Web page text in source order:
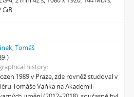
očistec
– Bus
kleine Blonde und sein roter Koffer
Krimi
za vteřinou
GiB
Tomáš
)
history
1989 v Praze, zde rovněž studoval v
Tomáše Vaňka na Akademii